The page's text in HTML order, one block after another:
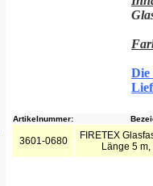
Die
Artikelnummer:
3601-0680
FIRETEX
Länge 5